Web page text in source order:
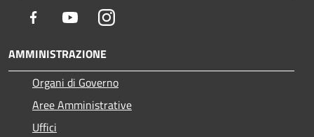
Facebook YoutubeInstagram
AMMINISTRAZIONE
Organi di Governo
Aree Amministrative
Uffici